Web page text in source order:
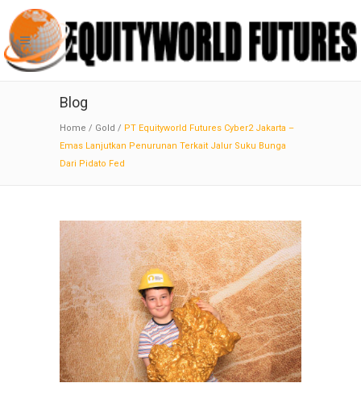
Blog
Home / Gold / PT Equityworld Futures Cyber2 Jakarta –
Emas Lanjutkan Penurunan Terkait Jalur Suku Bunga
Dari Pidato Fed